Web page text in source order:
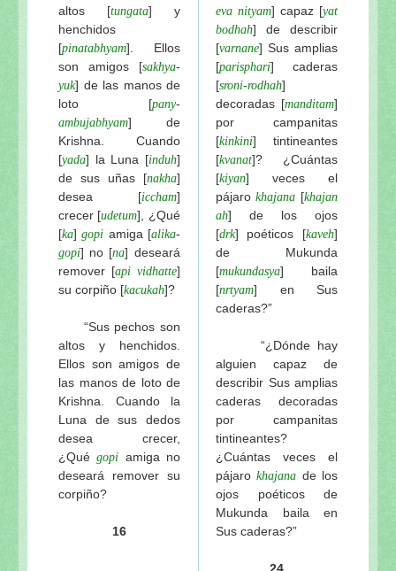
altos [tungata] y
henchidos
[pinatabhyam]. Ellos
son amigos [sakhya-
yuk] de las manos de
loto [pany-
ambujabhyam] de
Krishna. Cuando
[yada] la Luna [induh]
de sus uñas [nakha]
desea [iccham]
crecer [udetum], ¿Qué
[ka] gopi amiga [alika-
gopi] no [na] deseará
remover [api vidhatte]
su corpiño [kacukah]?
“Sus pechos son
altos y henchidos.
Ellos son amigos de
las manos de loto de
Krishna. Cuando la
Luna de sus dedos
desea crecer,
¿Qué gopi amiga no
deseará remover su
corpiño?
16
eva nityam] capaz [yat
bodhah]
de describir
[varnane] Sus amplias
[parisphari] caderas
[sroni-rodhah]
decoradas [manditam]
por campanitas
[kinkini] tintineantes
[kvanat]? ¿Cuántas
[kiyan] veces el
pájaro khajana [khajan
ah] de los ojos
[drk] poéticos [kaveh]
de Mukunda
[mukundasya] baila
[nrtyam] en Sus
caderas?”
“¿Dónde hay
alguien capaz de
describir Sus amplias
caderas decoradas
por campanitas
tintineantes?
¿Cuántas veces el
pájaro khajana de los
ojos poéticos de
Mukunda baila en
Sus caderas?”
24